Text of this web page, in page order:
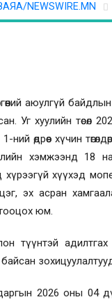
NEWSWIRE.MN
аюулгүй
Уг хуулийн төсөл
өдрөөс хүчин
хэмжээнд 18
хүүхэд
эх асран
юм.
түүнтэй адилтгах
2026 оны 04